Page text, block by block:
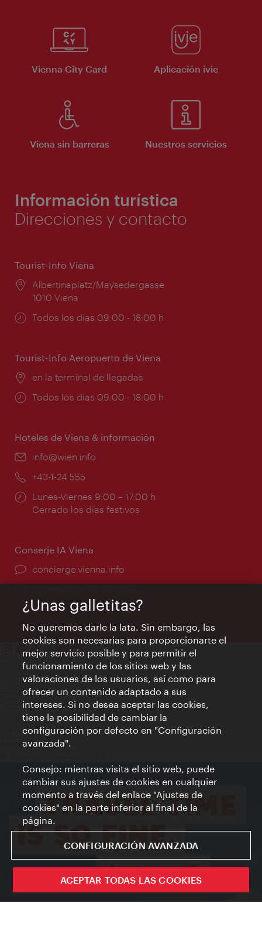
Vienna City Card Aplicación ivie
Viena sin barreras Nuestros servicios
Información turística
Direcciones y contacto
Tourist-Info Viena
Lugar:
Albertinaplatz/Maysedergasse
1010 Viena
Horarios
Todos los días 09:00 - 18:00 h
Tourist-Info Aeropuerto de Viena
Lugar:
en la terminal de llegadas
Horarios
Todos los días 09:00 - 18:00 h
Hoteles de Viena & información
e-
info@wien.info
Teléfono:
+43-1-24 555
Horarios
de
Lunes-Viernes 9:00 – 17:00 h
Cerrado los días festivos
Conserje IA Viena
concierge.vienna.info
Contacto
Aviso legal
Política de privacidad de datos
Terms of Use
Accesibilidad
Contacto para la prensa
Ajustes de cookie
¿Unas galletitas?
No queremos darle la lata. Sin embargo, las
cookies son necesarias para proporcionarte el
mejor servicio posible y para permitir el
funcionamiento de los sitios web y las
valoraciones de los usuarios, así como para
ofrecer un contenido adaptado a sus
intereses. Si no desea aceptar las cookies,
tiene la posibilidad de cambiar la
configuración por defecto en "Configuración
avanzada".
Consejo: mientras visita el sitio web, puede
cambiar sus ajustes de cookies en cualquier
momento a través del enlace "Ajustes de
cookies" en la parte inferior al final de la
página.
CONFIGURACIÓN AVANZADA
ACEPTAR TODAS LAS COOKIES